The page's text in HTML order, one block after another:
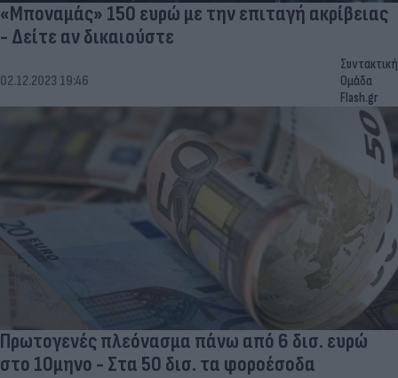
«Μποναμάς» 150 ευρώ με την επιταγή ακρίβειας
- Δείτε αν δικαιούστε
02.12.2023 19:46
Συντακτική
Ομάδα
Flash.gr
Πρωτογενές πλεόνασμα πάνω από 6 δισ. ευρώ
στο 10μηνο - Στα 50 δισ. τα φοροέσοδα